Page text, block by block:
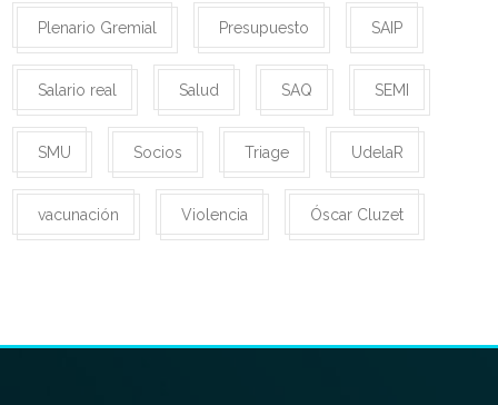
Plenario Gremial Presupuesto SAIP
Salario real Salud SAQ SEMI
SMU Socios Triage UdelaR
vacunación Violencia Óscar Cluzet